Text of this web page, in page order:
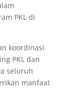
PKL di
koordinasi
PKL dan
seluruh
manfaat